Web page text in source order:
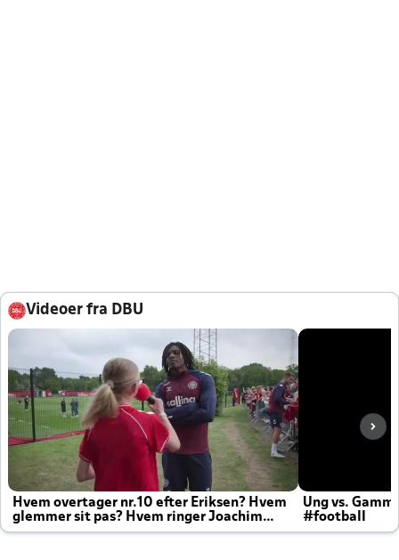
Videoer fra DBU
Hvem overtager nr.10 efter Eriksen? Hvem
glemmer sit pas? Hvem ringer Joachim
altid til efter kampe?
Ung vs.
#football